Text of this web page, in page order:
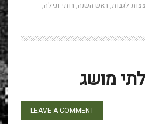
לגבות, ראש השנה, רותי וגילה,
מושג
LEAVE A COMMENT